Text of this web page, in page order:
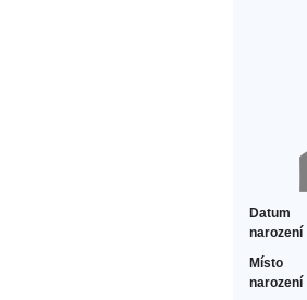
Datum
narození
Místo
narození